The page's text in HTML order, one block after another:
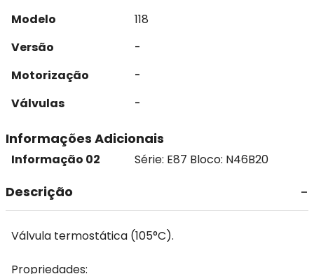
Modelo
118
Versão
-
Motorização
-
Válvulas
-
Informações Adicionais
Informação 02 Série: E87 Bloco: N46B20
Descrição
Válvula termostática (105°C).
Propriedades: